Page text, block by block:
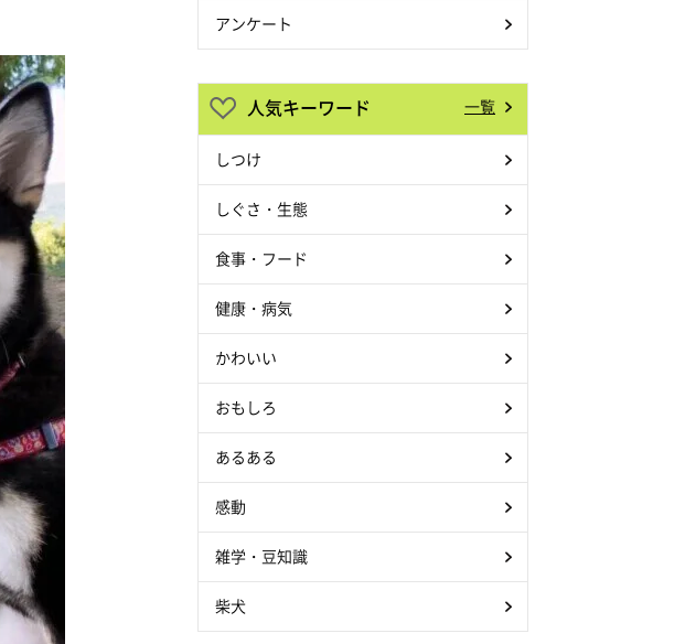
アンケート
人気キーワード 一覧
しつけ
しぐさ・生態
食事・フード
健康・病気
かわいい
おもしろ
あるある
感動
雑学・豆知識
柴犬